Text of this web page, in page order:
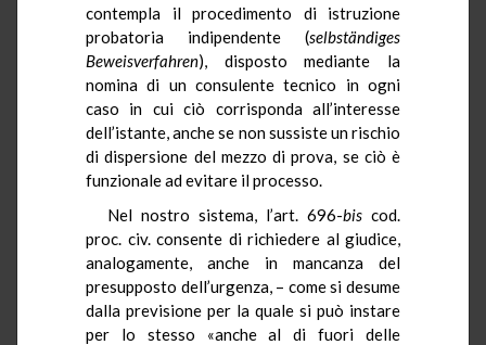
contempla il procedimento di istruzione
probatoria indipendente (selbständiges
Beweisverfahren), disposto mediante la
nomina di un consulente tecnico in ogni
caso in cui ciò corrisponda all’interesse
dell’istante, anche se non sussiste un rischio
di dispersione del mezzo di prova, se ciò è
funzionale ad evitare il processo.
Nel nostro sistema, l’art. 696-bis cod.
proc. civ. consente di richiedere al giudice,
analogamente, anche in mancanza del
presupposto dell’urgenza, – come si desume
dalla previsione per la quale si può instare
per lo stesso «anche al di fuori delle